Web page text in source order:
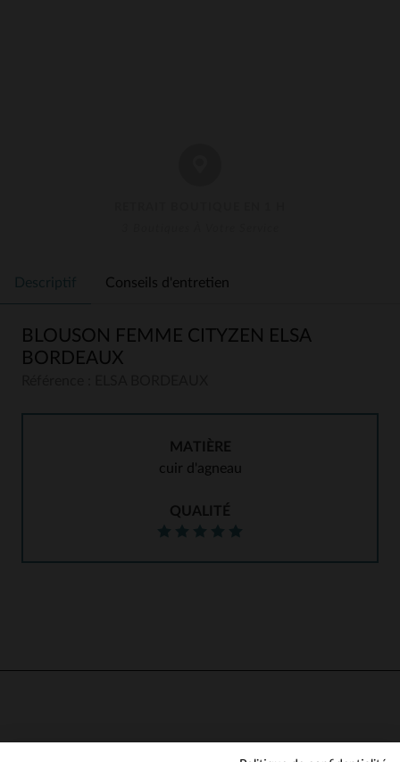
Descriptif Conseils d'entretien
BLOUSON FEMME CITYZEN ELSA
BORDEAUX
MATIÈRE
cuir d'agneau
QUALITÉ